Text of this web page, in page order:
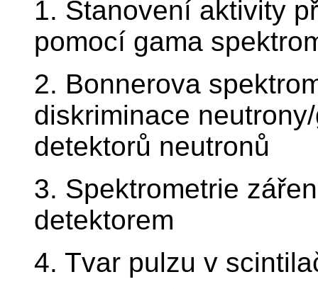
1. Stanovení aktivity
pomocí gama
2. Bonnerova
diskriminace
detektorů neutronů
3. Spektrometrie
detektorem
4. Tvar pulzu v